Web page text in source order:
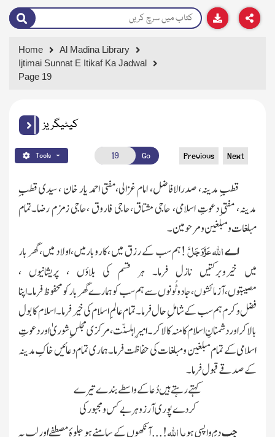
Home
Al Madina Library
Ijtimai Sunnat E Itikaf Ka Jadwal
Page 19
کیٹیگریز
Tools Go Previous Next
قطبِ مدینہ، صدرالافاضل، امام غزالی،مفتی احمد یار خان ، سیدی قطبِ
مدینہ، مفتی ِدعوتِ اسلامی، حاجی مشتاق،حاجی فاروق ،حاجی زمزم رضا۔تمام
مبلغات و مبلغین و مرحومین ۔
اےاللہعَزَّوَجَلَّ!ہم سب کے رزق میں ،کاروبارمیں،اولاد میں، گھر بار
میں خیروبرکتیں نازل فرما۔ ہر قسم کی بلاؤں ، پریشانیوں ،
مصیبتوں،آزمائشوں،جادو ٹُونوں سے ہم سب کو ہمارے گھر بار کو محفوظ فرما۔ اپنا
فضل و کرم ہم سب کے شاملِ حال فرما۔تمام عالمِ اسلام کی خیر فرما ۔اسلام کا بول
بالا کر اور دشمنانِ اسلام کا منہ کالا کر۔ امیرِاہلسنّت ، مرکزی مجلسِ شوریٰ اور دعوتِ
اسلامی کے تمام مبلغین و مبلغات کی حفاظت فرما۔ہماری تمام دعائیں خاکِ مدینہ
کے صدقے قبول فرما۔
کہتے رہتے ہیں دُعا کے واسطے بندے تیرے
کر دے پوری آرزو ہر بے کس و مجبور کی
جبدمِ واپسی ہویااللہ!...آنکھوں کے سامنے ہو جلوۂ مصطفےٰاور لب پہ